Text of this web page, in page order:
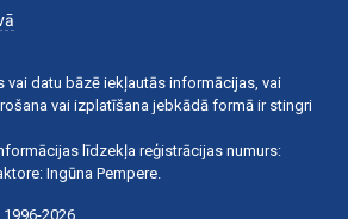
vai datu bāzē iekļautās informācijas, vai
vai izplatīšana jebkādā formā ir stingri
līdzekļa reģistrācijas numurs:
Ingūna Pempere.
2026.